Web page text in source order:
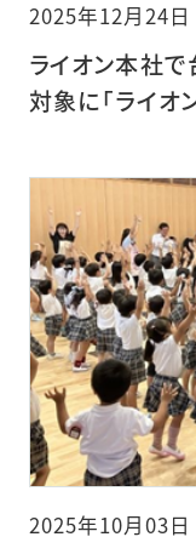
2025年12月24日
ライオン本社
対象に「ライオ
2025年10月03日